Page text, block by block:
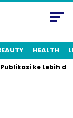
HEALTH
ke Lebih